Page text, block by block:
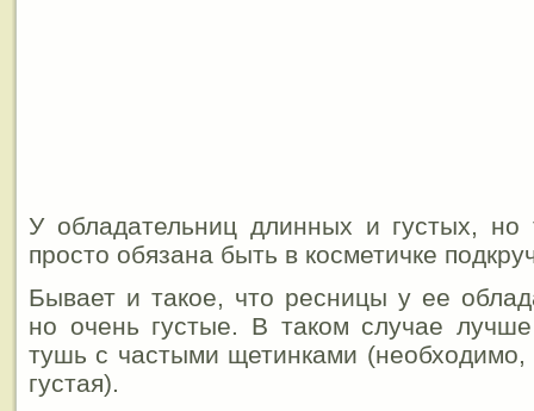
У обладательниц длинных и густых, но
просто обязана быть в косметичке
Бывает и такое, что ресницы у ее
но очень густые. В таком случае лучше
тушь с частыми щетинками
густая).